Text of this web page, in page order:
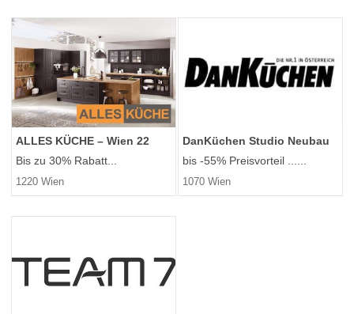
ALLES KÜCHE – Wien 22
Bis zu 30% Rabatt...
1220 Wien
DanKüchen Studio Neubau
bis -55% Preisvorteil ......
1070 Wien